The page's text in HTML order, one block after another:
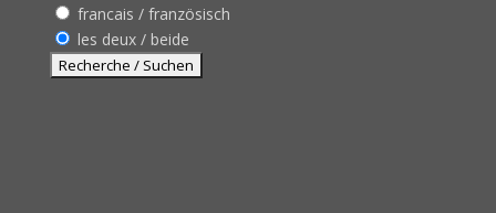
francais / französisch
les deux / beide